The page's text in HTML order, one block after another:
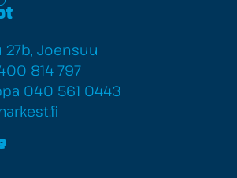
27b, Joensuu
814 797
040 561 0443